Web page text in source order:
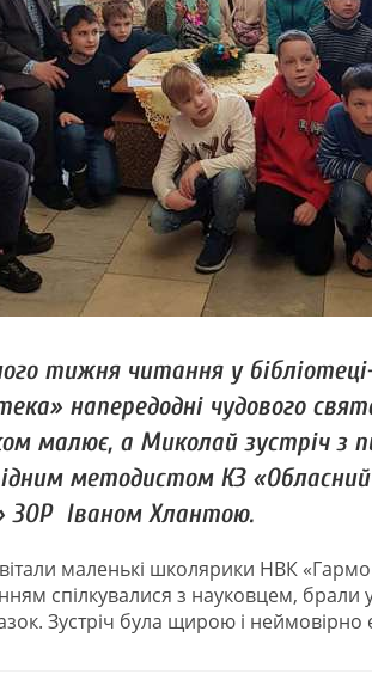
тижня читання у
напередодні чудового
малює, а Миколай зустріч з
методистом КЗ «Обласний
ЗОР Іваном Хлантою.
маленькі школярики НВК
спілкувалися з науковцем, брали
Зустріч була щирою і